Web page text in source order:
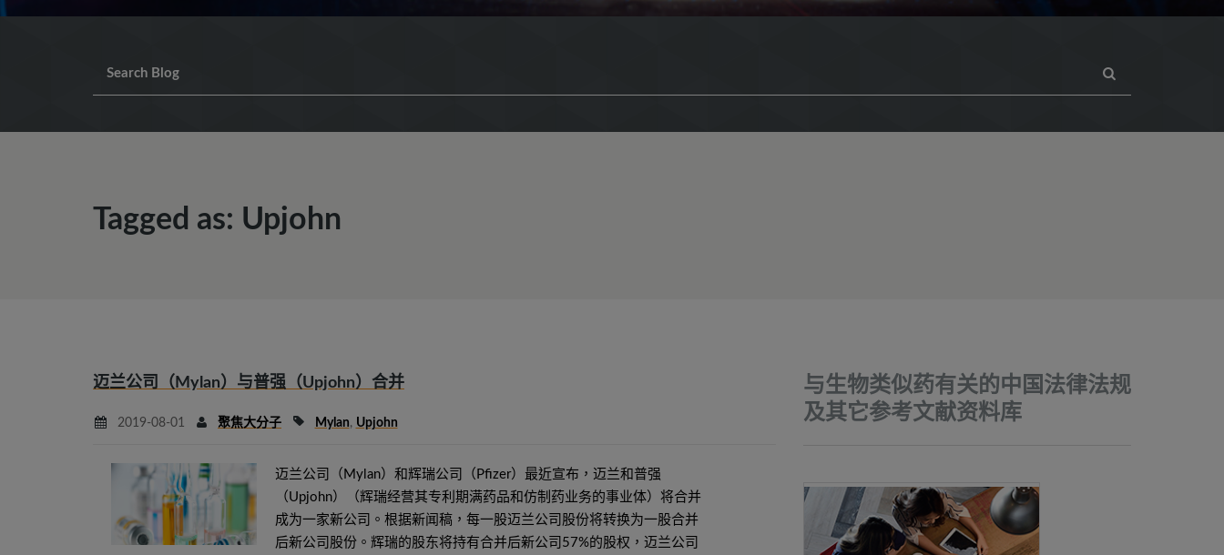
Tagged as: Upjohn
迈兰公司（Mylan）与普强（Upjohn）合并
2019-08-01 聚焦大分子 Mylan, Upjohn
迈兰公司（Mylan）和辉瑞公司（Pfizer）最近宣布，迈兰和普强
（Upjohn）（辉瑞经营其专利期满药品和仿制药业务的事业体）将合并
成为一家新公司。根据新闻稿，每一股迈兰公司股份将转换为一股合并
后新公司股份。辉瑞的股东将持有合并后新公司57%的股权，迈兰公司
与生物类似药有关的中国法律法规
及其它参考文献资料库